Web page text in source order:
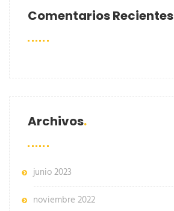
Comentarios Recientes
Archivos
junio 2023
noviembre 2022